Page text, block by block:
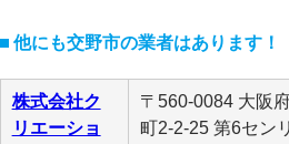
他にも交野市の業者はあります！
株式会社ク
リエーショ
〒560-0084 大阪
町2-2-25 第6セン